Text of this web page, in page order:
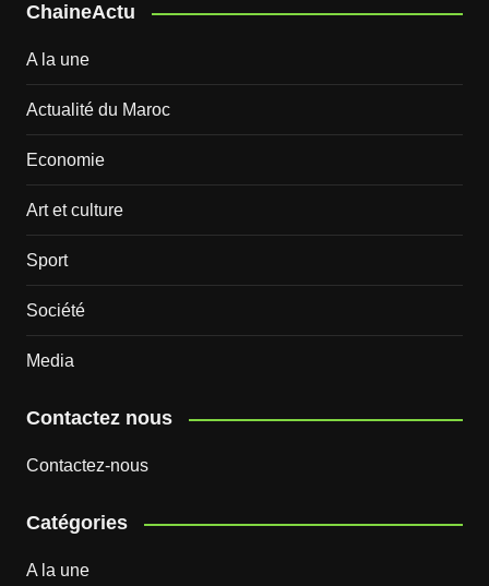
ChaineActu
A la une
Actualité du Maroc
Economie
Art et culture
Sport
Société
Media
Contactez nous
Contactez-nous
Catégories
A la une